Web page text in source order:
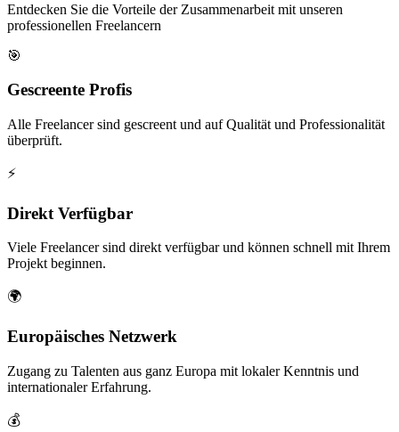
Entdecken Sie die Vorteile der Zusammenarbeit mit unseren
professionellen Freelancern
🎯
Gescreente Profis
Alle Freelancer sind gescreent und auf Qualität und Professionalität
überprüft.
⚡
Direkt Verfügbar
Viele Freelancer sind direkt verfügbar und können schnell mit Ihrem
Projekt beginnen.
🌍
Europäisches Netzwerk
Zugang zu Talenten aus ganz Europa mit lokaler Kenntnis und
internationaler Erfahrung.
💰